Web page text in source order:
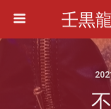
壬黒